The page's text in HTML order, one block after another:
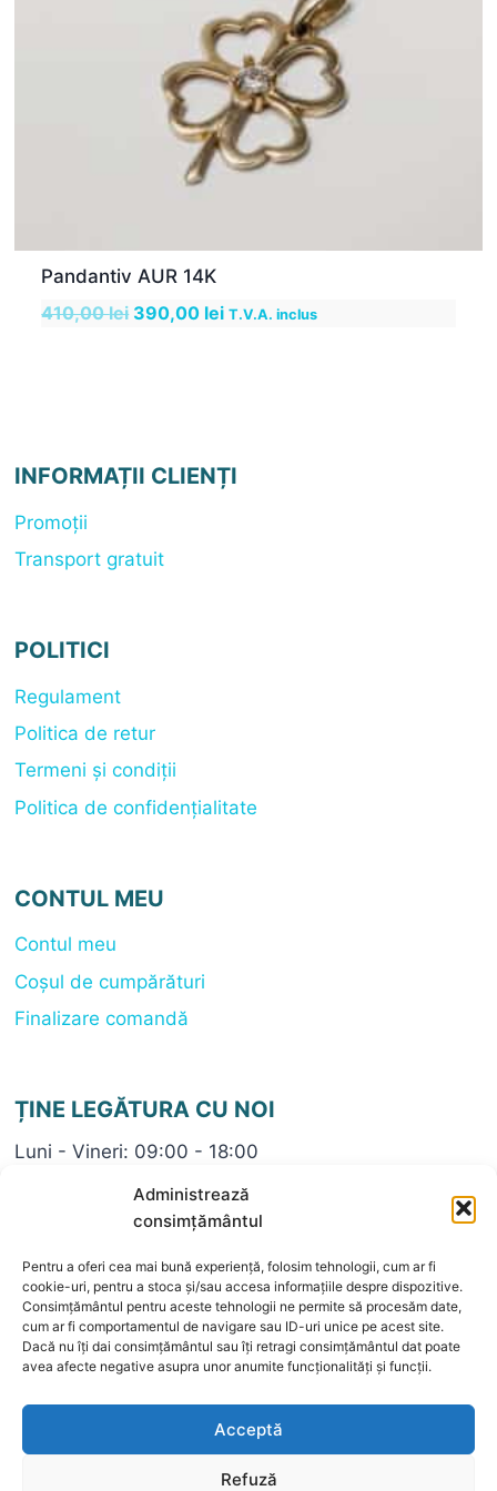
Administrează
consimțământul
Pentru a oferi cea mai bună experiență, folosim tehnologii, cum ar fi
cookie-uri, pentru a stoca și/sau accesa informațiile despre dispozitive.
Consimțământul pentru aceste tehnologii ne permite să procesăm date,
cum ar fi comportamentul de navigare sau ID-uri unice pe acest site.
Dacă nu îți dai consimțământul sau îți retragi consimțământul dat poate
avea afecte negative asupra unor anumite funcționalități și funcții.
Acceptă
Refuză
Pandantiv AUR 14K
410,00lei Prețul
390,00 leiPrețul
T.V.A. inclus
INFORMAȚII CLIENȚI
Promoții
Transport gratuit
POLITICI
Regulament
Politica de retur
Termeni și condiții
Politica de confidențialitate
CONTUL MEU
Contul meu
Coșul de cumpărături
Finalizare comandă
ȚINE LEGĂTURA CU NOI
Luni - Vineri: 09:00 - 18:00
contact@bijuteriaeli.ro
© 2026 Bijuteria ELI